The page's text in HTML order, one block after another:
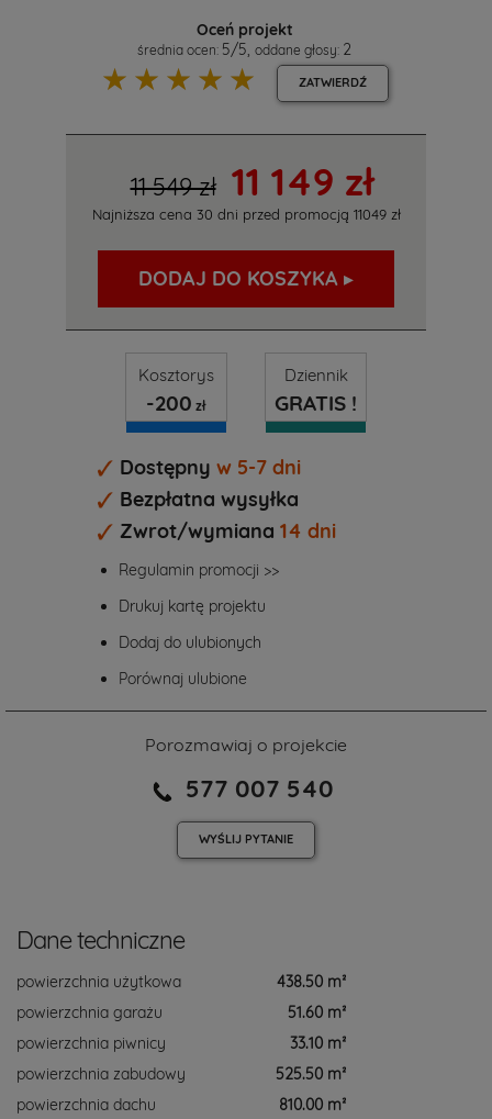
Oceń projekt
średnia ocen: 5/5 oddane głosy: 2
☆
☆
☆
☆
☆ ZATWIERDŹ
11 549 zł 11 149 zł
Najniższa cena 30 dni przed promocją 11049 zł
DODAJ DO KOSZYKA ▸
Kosztorys
-200 zł
Dziennik
GRATIS !
Dostępny w 5-7 dni
Bezpłatna wysyłka
Zwrot/wymiana 14 dni
Regulamin promocji >>
Drukuj kartę projektu
Dodaj do ulubionych
Porównaj ulubione
Porozmawiaj o projekcie
577 007 540
WYŚLIJ PYTANIE
Dane techniczne
powierzchnia użytkowa
438.50 m²
powierzchnia garażu
51.60 m²
powierzchnia piwnicy
33.10 m²
powierzchnia zabudowy
525.50 m²
powierzchnia dachu
810.00 m²